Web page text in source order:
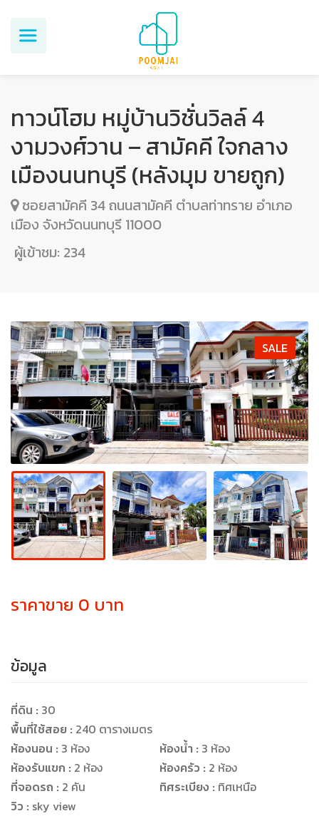
ทาวน์โฮม หมู่บ้านวิชั่นวิลล์ 4
งามวงศ์วาน – สามัคคี ใจกลาง
เมืองนนทบุรี (หลังมุม ขายถูก)
ซอยสามัคคี 34 ถนนสามัคคี ตำบลท่าทราย อำเภอ
เมือง จังหวัดนนทบุรี 11000
ผู้เข้าชม: 234
SALE
ราคาขาย 0 บาท
ข้อมูล
ที่ดิน : 30
พื้นที่ใช้สอย : 240 ตารางเมตร
ห้องนอน : 3 ห้อง ห้องน้ำ : 3 ห้อง
ห้องรับแขก : 2 ห้อง ห้องครัว : 2 ห้อง
ที่จอดรถ : 2 คัน ทิศระเบียง : ทิศเหนือ
วิว : sky view